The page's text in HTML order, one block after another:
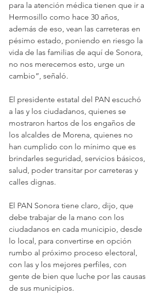
para la atención médica tienen que ir a
Hermosillo como hace 30 años,
además de eso, vean las carreteras en
pésimo estado, poniendo en riesgo la
vida de las familias de aquí de Sonora,
no nos merecemos esto, urge un
cambio”, señaló.
El presidente estatal del PAN escuchó
a las y los ciudadanos, quienes se
mostraron hartos de los engaños de
los alcaldes de Morena, quienes no
han cumplido con lo mínimo que es
brindarles seguridad, servicios básicos,
salud, poder transitar por carreteras y
calles dignas.
El PAN Sonora tiene claro, dijo, que
debe trabajar de la mano con los
ciudadanos en cada municipio, desde
lo local, para convertirse en opción
rumbo al próximo proceso electoral,
con las y los mejores perfiles, con
gente de bien que luche por las causas
de sus municipios.